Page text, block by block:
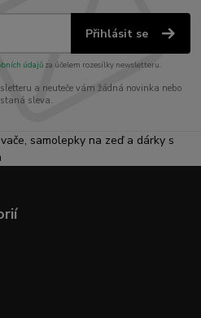
Přihlásit se
údajůza účelem rozesílky newsletteru.
a neuteče vám žádná novinka nebo
sleva.
samolepky na zeď a dárky s